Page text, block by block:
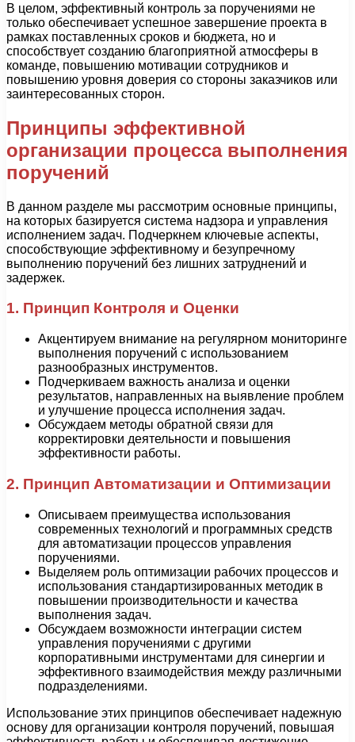
В целом, эффективный контроль за поручениями не
только обеспечивает успешное завершение проекта в
рамках поставленных сроков и бюджета, но и
способствует созданию благоприятной атмосферы в
команде, повышению мотивации сотрудников и
повышению уровня доверия со стороны заказчиков или
заинтересованных сторон.
Принципы эффективной
организации процесса выполнения
поручений
В данном разделе мы рассмотрим основные принципы,
на которых базируется система надзора и управления
исполнением задач. Подчеркнем ключевые аспекты,
способствующие эффективному и безупречному
выполнению поручений без лишних затруднений и
задержек.
1. Принцип Контроля и Оценки
Акцентируем внимание на регулярном мониторинге
выполнения поручений с использованием
разнообразных инструментов.
Подчеркиваем важность анализа и оценки
результатов, направленных на выявление проблем
и улучшение процесса исполнения задач.
Обсуждаем методы обратной связи для
корректировки деятельности и повышения
эффективности работы.
2. Принцип Автоматизации и Оптимизации
Описываем преимущества использования
современных технологий и программных средств
для автоматизации процессов управления
поручениями.
Выделяем роль оптимизации рабочих процессов и
использования стандартизированных методик в
повышении производительности и качества
выполнения задач.
Обсуждаем возможности интеграции систем
управления поручениями с другими
корпоративными инструментами для синергии и
эффективного взаимодействия между различными
подразделениями.
Использование этих принципов обеспечивает надежную
основу для организации контроля поручений, повышая